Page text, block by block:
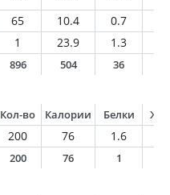
65 10.4 0.7
1 23.9 1.3
896 504 36
Кол-во Калории Белки
200 76 1.6
200 76 1